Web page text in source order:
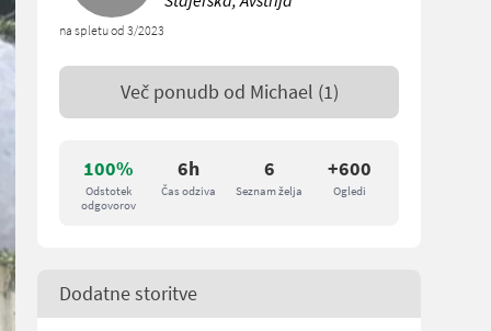
100%
Odstotek
odgovorov
6h
Čas odziva
6
Seznam želja
+600
Ogledi
na spletu od 3/2023
Več ponudb od Michael (1)
Dodatne storitve